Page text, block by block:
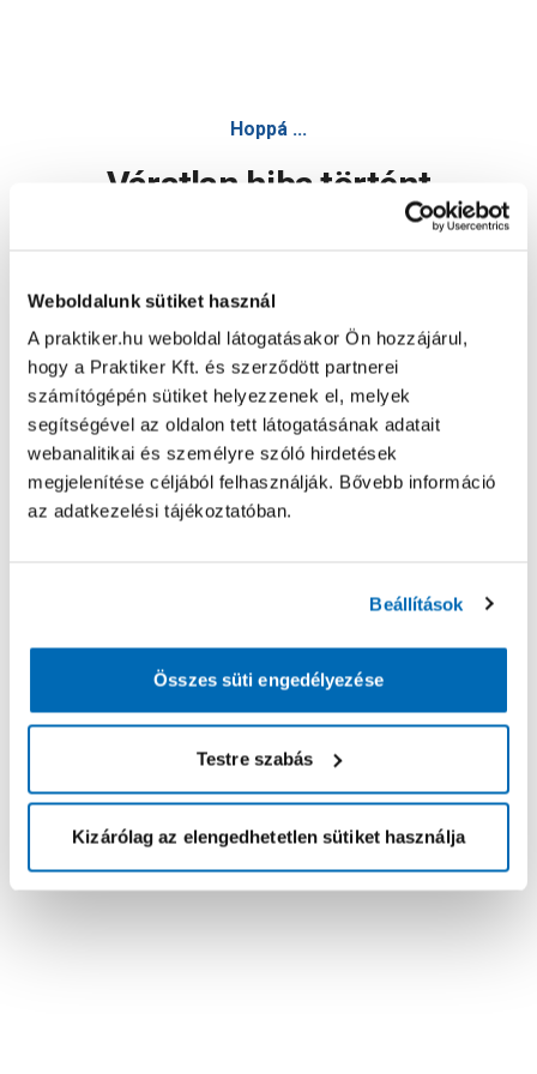
Weboldalunk sütiket használ
A praktiker.hu weboldal látogatásakor Ön hozzájárul,
hogy a Praktiker Kft. és szerződött partnerei
számítógépén sütiket helyezzenek el, melyek
segítségével az oldalon tett látogatásának adatait
webanalitikai és személyre szóló hirdetések
megjelenítése céljából felhasználják. Bővebb információ
az adatkezelési tájékoztatóban.
Beállítások
Összes süti engedélyezése
Testre szabás
Kizárólag az elengedhetetlen sütiket használja
Hoppá ...
Váratlan hiba történt
Oldal újratöltése